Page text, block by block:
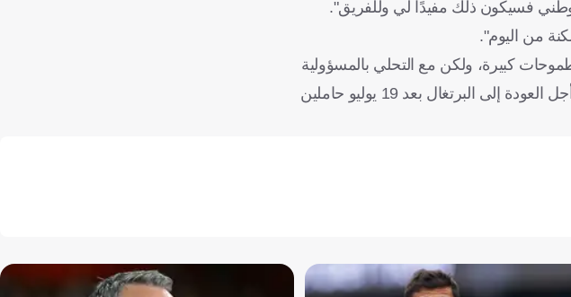
فسيكون ذلك مفيدًا لي وللفريق".
من اليوم".
كبيرة، ولكن مع التحلي بالمسؤولية
أيضًا، لأن المنافسة ستكون صعبة للغاية، ومع ذلك، فإن هدفنا واضح، وهو العمل بأقصى جهد ممكن من أجل العودة إلى البرتغال بعد 19 يوليو حاملين